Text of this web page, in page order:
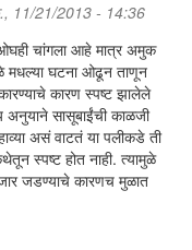
11/21/2013 - 14:36
चांगला आहे मात्र अमुक
मधल्या घटना ओढून ताणून
कारण स्पष्ट झालेले
सासूबाईंची काळजी
असं वाटतं या पलीकडे ती
स्पष्ट होत नाही. त्यामुळे
जडण्याचे कारणच मुळात